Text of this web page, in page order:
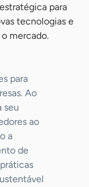
para
tecnologias e
mercado.
para
Ao
seu
ao
a
de